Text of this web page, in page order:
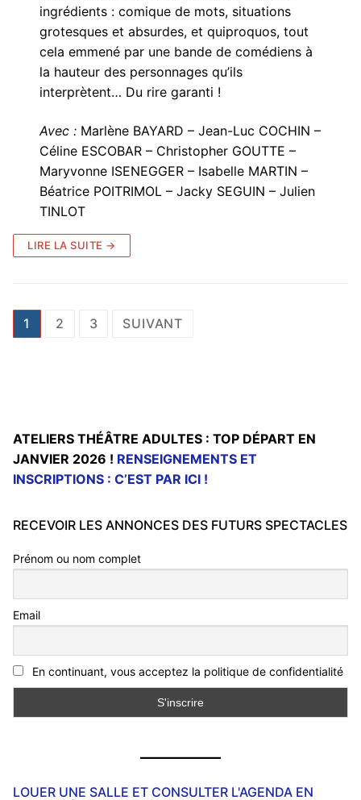
ingrédients : comique de mots, situations
grotesques et absurdes, et quiproquos, tout
cela emmené par une bande de comédiens à
la hauteur des personnages qu’ils
interprètent… Du rire garanti !
Avec : Marlène BAYARD – Jean-Luc COCHIN –
Céline ESCOBAR – Christopher GOUTTE –
Maryvonne ISENEGGER – Isabelle MARTIN –
Béatrice POITRIMOL – Jacky SEGUIN – Julien
TINLOT
LIRE LA SUITE →
Pagination
1 2 3 SUIVANT
ATELIERS THÉÂTRE ADULTES : TOP DÉPART EN
JANVIER 2026 ! RENSEIGNEMENTS ET
INSCRIPTIONS : C’EST PAR ICI !
RECEVOIR LES ANNONCES DES FUTURS SPECTACLES
Prénom ou nom complet
Email
En continuant, vous acceptez la politique de confidentialité
LOUER UNE SALLE ET CONSULTER L'AGENDA EN